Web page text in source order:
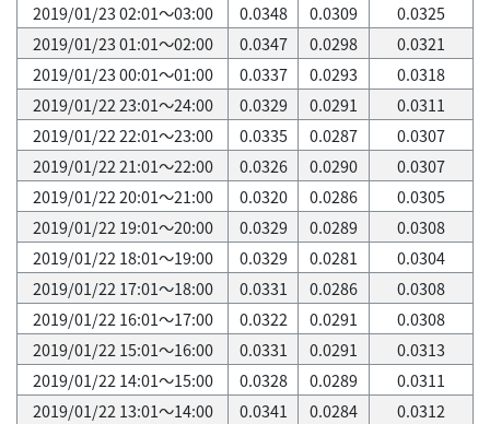
2019/01/23 02:01～03:00
0.0348 0.0309
0.0325
2019/01/23 01:01～02:00
0.0347 0.0298
0.0321
2019/01/23 00:01～01:00
0.0337 0.0293
0.0318
2019/01/22 23:01～24:00
0.0329 0.0291
0.0311
2019/01/22 22:01～23:00
0.0335 0.0287
0.0307
2019/01/22 21:01～22:00
0.0326 0.0290
0.0307
2019/01/22 20:01～21:00
0.0320 0.0286
0.0305
2019/01/22 19:01～20:00
0.0329 0.0289
0.0308
2019/01/22 18:01～19:00
0.0329 0.0281
0.0304
2019/01/22 17:01～18:00
0.0331 0.0286
0.0308
2019/01/22 16:01～17:00
0.0322 0.0291
0.0308
2019/01/22 15:01～16:00
0.0331 0.0291
0.0313
2019/01/22 14:01～15:00
0.0328 0.0289
0.0311
2019/01/22 13:01～14:00
0.0341 0.0284
0.0312